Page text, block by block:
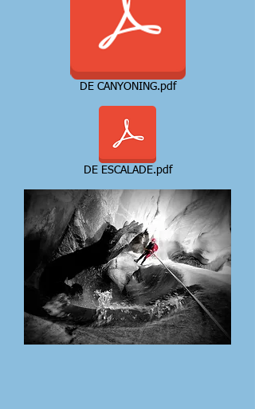
DE CANYONING.pdf
DE ESCALADE.pdf